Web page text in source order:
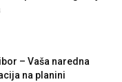
– Vaša naredna
na planini